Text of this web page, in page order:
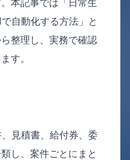
本記事では「日常生
自動化する方法」と
整理し、実務で確認
す。
見積書、給付券、委
し、案件ごとにまと